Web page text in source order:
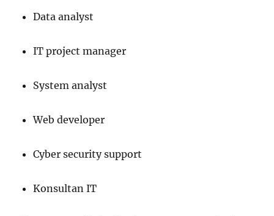
Data analyst
IT project manager
System analyst
Web developer
Cyber security support
Konsultan IT